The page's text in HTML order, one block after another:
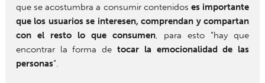
que se acostumbra a consumir contenidos es importante
que los usuarios se interesen, comprendan y compartan
con el resto lo que consumen, para esto “hay que
encontrar la forma de tocar la emocionalidad de las
personas”.